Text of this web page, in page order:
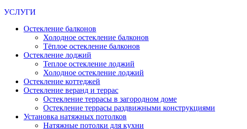
УСЛУГИ
Остекление балконов
Холодное остекление балконов
Тёплое остекление балконов
Остекление лоджий
Теплое остекление лоджий
Холодное остекление лоджий
Остекление коттеджей
Остекление веранд и террас
Остекление террасы в загородном доме
Остекление террасы раздвижными конструкциями
Установка натяжных потолков
Натяжные потолки для кухни